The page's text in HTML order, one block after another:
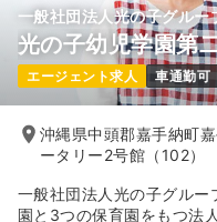
一般社団法人光の子グルー
光の子幼児学園第
エージェント求人 車通勤可
沖縄県中頭郡嘉手納町
ータリー2号館（102）
一般社団法人光の子グルー
園と3つの保育園をもつ法人